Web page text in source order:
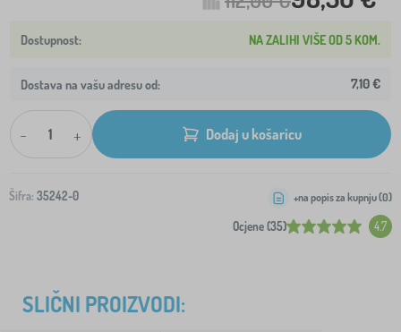
NA ZALIHI VIŠE OD 5 KOM.
Dostava na vašu adresu od: 7,10 €
- + Dodaj u košaricu
Šifra: 35242-0
Ocjene (35) 4.7
+na popis za kupnju (0)
SLIČNI PROIZVODI: